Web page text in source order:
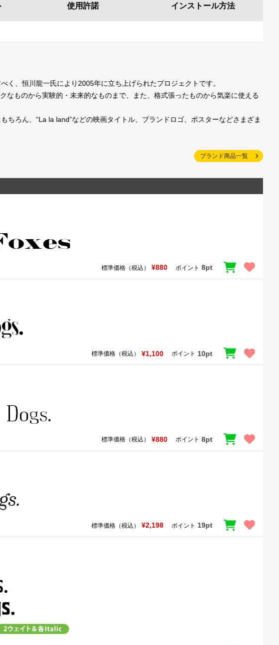
使用許諾 インストール方法
、恒川龍一氏により2005年に立ち上げられたプロジェクトです。
なものから実験的・未来的なものまで、また、格式張ったものから気楽に使える
ろん、“La la land”などの映画タイトル、ブランドロゴ、ポスターなどさまざま
ブランド商品一覧
標準価格（税込） ¥880 ポイント 8pt
標準価格（税込） ¥1,100 ポイント 10pt
標準価格（税込） ¥880 ポイント 8pt
標準価格（税込） ¥2,198 ポイント 19pt